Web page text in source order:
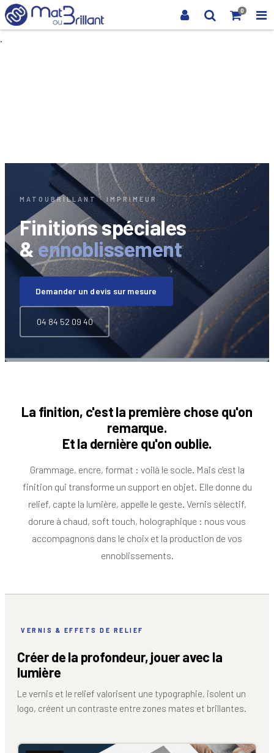
.
0
MATOUBRILLANT · IMPRIMEUR
Finitions spéciales
&ennoblissement
Demander un devis sur mesure
04 84 52 09 40
La finition, c'est la première chose qu'on
remarque.
Et la dernière qu'on oublie.
Grammage, encre, format : voilà le socle. Mais c'est la
finition qui transforme un support en objet. Elle donne du
relief, capte la lumière, appelle le geste. Vernis sélectif,
dorure à chaud, soft touch, holographique : nous vous
accompagnons dans le choix et la production de vos
ennoblissements.
VERNIS & EFFETS DE RELIEF
Créer de la profondeur, jouer avec la
lumière
Le vernis et le relief valorisent une typographie, isolent un
logo, créent un contraste entre zones mates et brillantes.